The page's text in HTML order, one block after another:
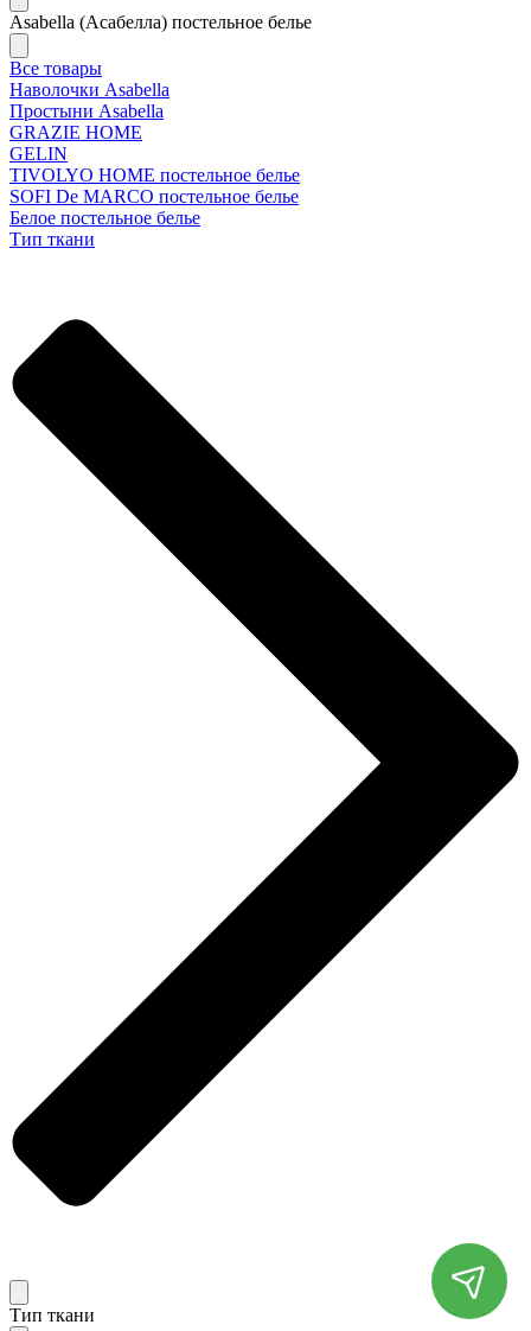
Asabella (Асабелла) постельное белье
Все товары
Наволочки Asabella
Простыни Asabella
GRAZIE HOME
GELIN
TIVOLYO HOME постельное белье
SOFI De MARCO постельное белье
Белое постельное белье
Тип ткани
Тип ткани